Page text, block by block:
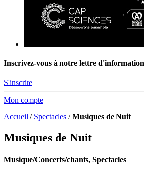
Inscrivez-vous à notre lettre d'information
S'inscrire
Mon compte
Accueil / Spectacles /Musiques de Nuit
Musiques de Nuit
Musique/Concerts/chants, Spectacles